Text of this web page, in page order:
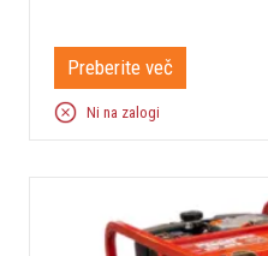
Preberite več
Ni na zalogi